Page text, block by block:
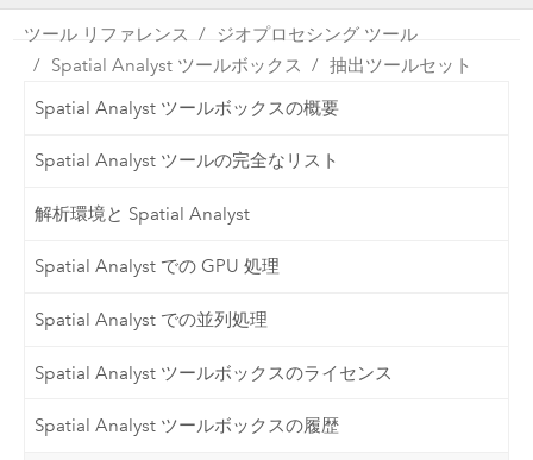
ン
ス
ツール リファレンス
ジオプロセシング ツール
Spatial Analyst ツールボックス
抽出ツールセット
Spatial Analyst ツールボックスの概要
Spatial Analyst ツールの完全なリスト
解析環境と Spatial Analyst
Spatial Analyst での GPU 処理
Spatial Analyst での並列処理
Spatial Analyst ツールボックスのライセンス
Spatial Analyst ツールボックスの履歴